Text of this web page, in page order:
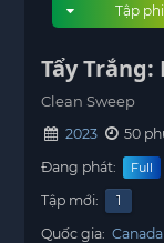
Tập
Tẩy
Clean Sweep
2023
50
Đang phát:
Full
Tập mới:
1
Quốc gia: Canada